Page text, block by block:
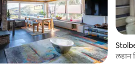
लहान